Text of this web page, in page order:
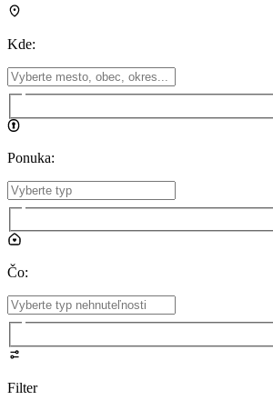
Kde:
Ponuka:
Čo:
Filter